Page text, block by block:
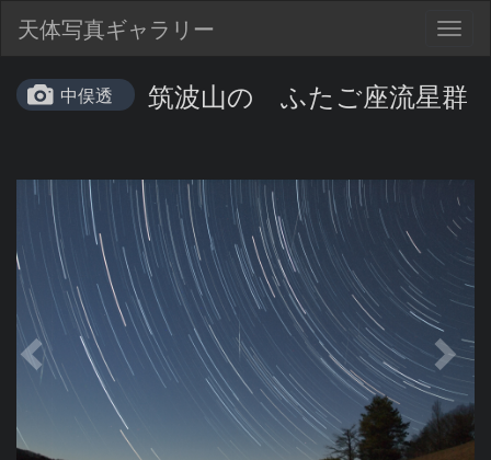
天体写真ギャラリー
中俣透 筑波山の ふたご座流星群